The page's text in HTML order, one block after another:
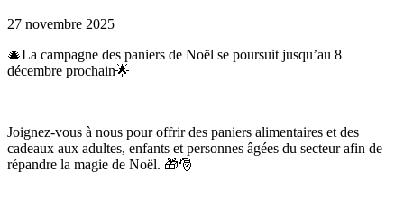
27 novembre 2025
🎄La campagne des paniers de Noël se poursuit jusqu’au 8
décembre prochain🌟
Joignez-vous à nous pour offrir des paniers alimentaires et des
cadeaux aux adultes, enfants et personnes âgées du secteur afin de
répandre la magie de Noël. 🎁🎅